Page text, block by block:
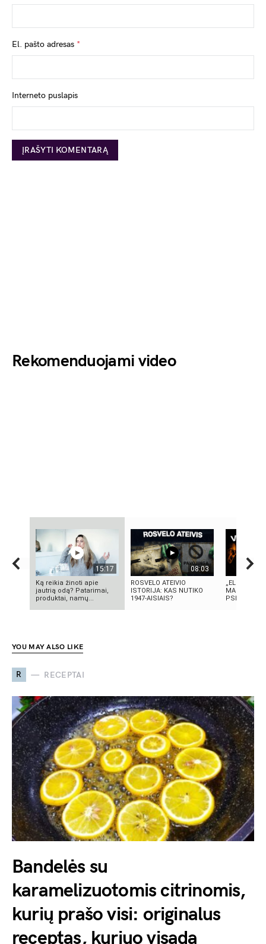
El. pašto adresas *
Interneto puslapis
Rekomenduojami video
15:17
Ką reikia žinoti apie
jautrią odą? Patarimai,
produktai, namų...
08:03
ROSVELO ATEIVIO
ISTORIJA: KAS NUTIKO
1947-AISIAIS?
„ELEKTROS
MASINĖ
PSICHOZĖ
YOU MAY ALSO LIKE
R RECEPTAI
Bandelės su
karamelizuotomis citrinomis,
kurių prašo visi: originalus
receptas, kuriuo visada